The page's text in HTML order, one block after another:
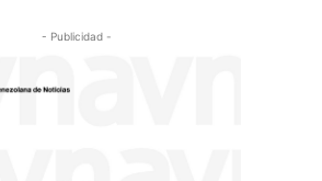
- Publicidad -